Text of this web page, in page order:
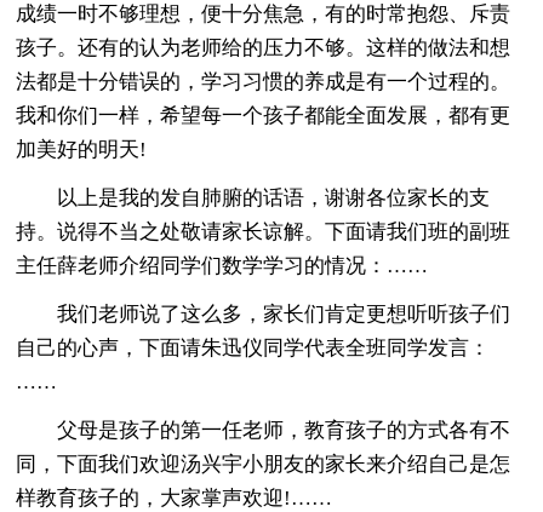
成绩一时不够理想，便十分焦急，有的时常抱怨、斥责
孩子。还有的认为老师给的压力不够。这样的做法和想
法都是十分错误的，学习习惯的养成是有一个过程的。
我和你们一样，希望每一个孩子都能全面发展，都有更
加美好的明天!
以上是我的发自肺腑的话语，谢谢各位家长的支
持。说得不当之处敬请家长谅解。下面请我们班的副班
主任薛老师介绍同学们数学学习的情况：……
我们老师说了这么多，家长们肯定更想听听孩子们
自己的心声，下面请朱迅仪同学代表全班同学发言：
……
父母是孩子的第一任老师，教育孩子的方式各有不
同，下面我们欢迎汤兴宇小朋友的家长来介绍自己是怎
样教育孩子的，大家掌声欢迎!……